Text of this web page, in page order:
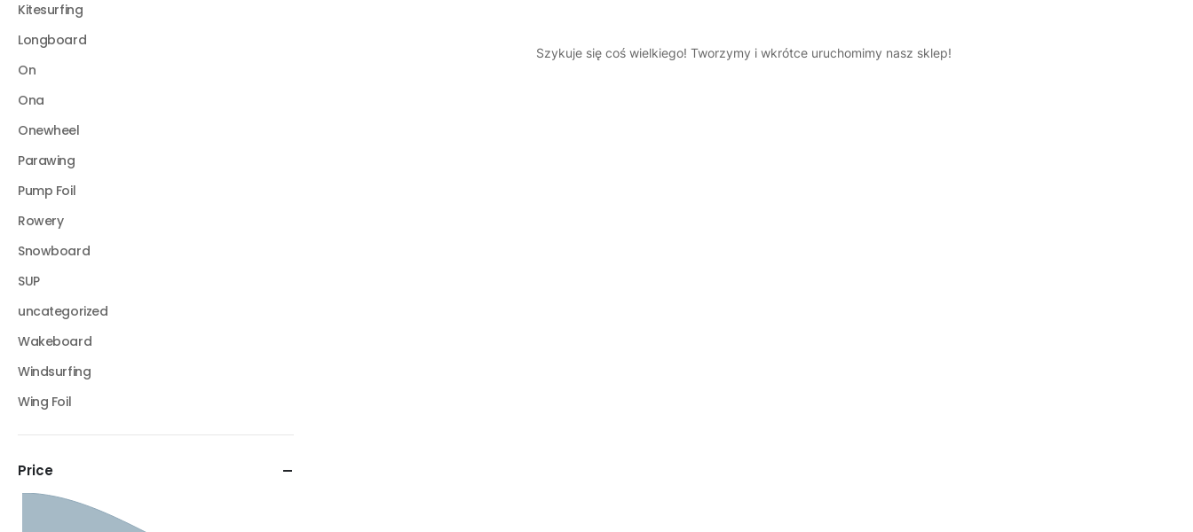
Szykuje się coś wielkiego! Tworzymy i wkrótce uruchomimy nasz sklep!
Kitesurfing
Longboard
On
Ona
Onewheel
Parawing
Pump Foil
Rowery
Snowboard
SUP
uncategorized
Wakeboard
Windsurfing
Wing Foil
Price